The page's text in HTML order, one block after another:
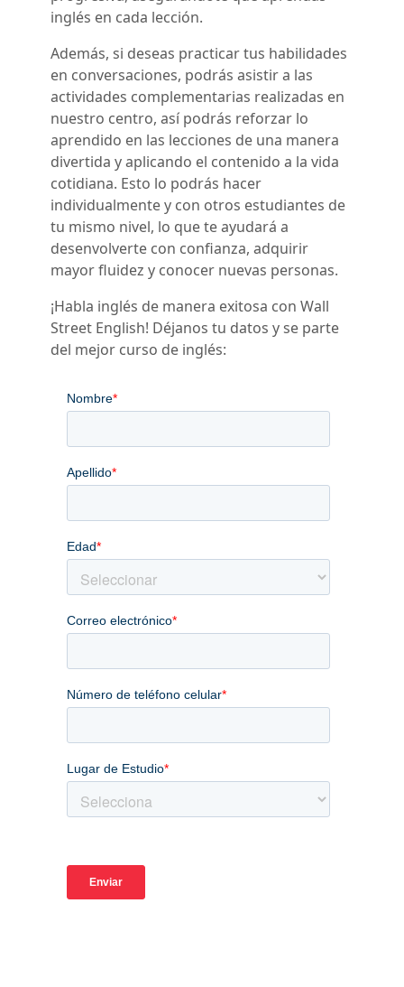
inglés en cada lección.
Además, si deseas practicar tus habilidades
en conversaciones, podrás asistir a las
actividades complementarias realizadas en
nuestro centro, así podrás reforzar lo
aprendido en las lecciones de una manera
divertida y aplicando el contenido a la vida
cotidiana. Esto lo podrás hacer
individualmente y con otros estudiantes de
tu mismo nivel, lo que te ayudará a
desenvolverte con confianza, adquirir
mayor fluidez y conocer nuevas personas.
¡Habla inglés de manera exitosa con Wall
Street English! Déjanos tu datos y se parte
del mejor curso de inglés: